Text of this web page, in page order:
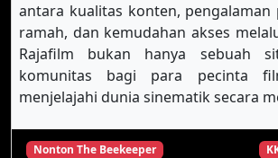
antara kualitas konten, pengalaman
ramah, dan kemudahan akses
Rajafilm bukan hanya sebuah
komunitas bagi para pecinta
menjelajahi dunia sinematik secara
Nonton The Beekeeper